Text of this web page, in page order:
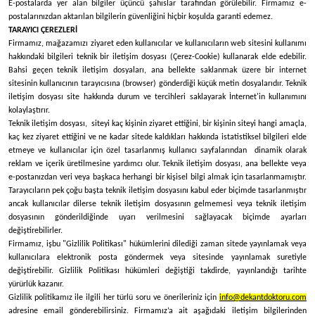
E-postalarda yer alan bilgiler üçüncü şahıslar tarafından görülebilir. Firmamız e-
postalarınızdan aktarılan bilgilerin güvenliğini hiçbir koşulda garanti edemez.
TARAYICI ÇEREZLERİ
Firmamız, mağazamızı ziyaret eden kullanıcılar ve kullanıcıların web sitesini kullanımı
hakkındaki bilgileri teknik bir iletişim dosyası (Çerez-Cookie) kullanarak elde edebilir.
Bahsi geçen teknik iletişim dosyaları, ana bellekte saklanmak üzere bir internet
sitesinin kullanıcının tarayıcısına (browser) gönderdiği küçük metin dosyalarıdır. Teknik
iletişim dosyası site hakkında durum ve tercihleri saklayarak İnternet'in kullanımını
kolaylaştırır.
Teknik iletişim dosyası, siteyi kaç kişinin ziyaret ettiğini, bir kişinin siteyi hangi amaçla,
kaç kez ziyaret ettiğini ve ne kadar sitede kaldıkları hakkında istatistiksel bilgileri elde
etmeye ve kullanıcılar için özel tasarlanmış kullanıcı sayfalarından dinamik olarak
reklam ve içerik üretilmesine yardımcı olur. Teknik iletişim dosyası, ana bellekte veya
e-postanızdan veri veya başkaca herhangi bir kişisel bilgi almak için tasarlanmamıştır.
Tarayıcıların pek çoğu başta teknik iletişim dosyasını kabul eder biçimde tasarlanmıştır
ancak kullanıcılar dilerse teknik iletişim dosyasının gelmemesi veya teknik iletişim
dosyasının gönderildiğinde uyarı verilmesini sağlayacak biçimde ayarları
değiştirebilirler.
Firmamız, işbu "Gizlilik Politikası" hükümlerini dilediği zaman sitede yayınlamak veya
kullanıcılara elektronik posta göndermek veya sitesinde yayınlamak suretiyle
değiştirebilir. Gizlilik Politikası hükümleri değiştiği takdirde, yayınlandığı tarihte
yürürlük kazanır.
Gizlilik politikamız ile ilgili her türlü soru ve önerileriniz için info@dekantdoktoru.com
adresine email gönderebilirsiniz. Firmamız’a ait aşağıdaki iletişim bilgilerinden